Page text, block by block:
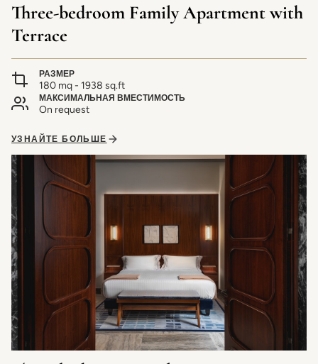
Three-bedroom Family Apartment with
Terrace
РАЗМЕР
180 mq - 1938 sq.ft
МАКСИМАЛЬНАЯ ВМЕСТИМОСТЬ
On request
УЗНАЙТЕ БОЛЬШЕ